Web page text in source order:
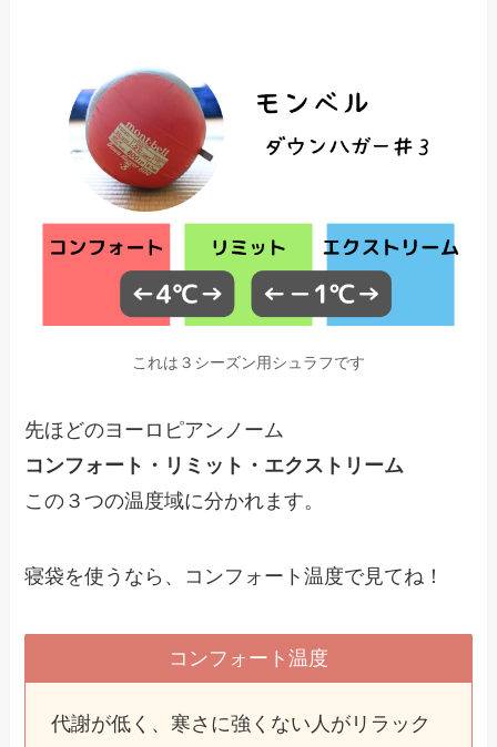
これは３シーズン用シュラフです
先ほどのヨーロピアンノーム
コンフォート・リミット・エクストリーム
この３つの温度域に分かれます。
寝袋を使うなら、コンフォート温度で見てね！
コンフォート温度
代謝が低く、寒さに強くない人がリラック